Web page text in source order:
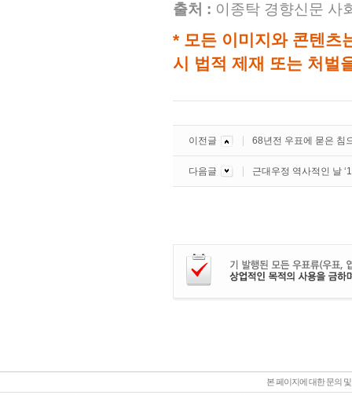
출처 : 이종탁 경향신문 사
* 모든 이미지와 콘텐츠
시 법적 제재 또는 처벌
이전글 68년전 우표에 묻은 침
다음글 근대우정 역사적인 날
본 페이지에 대한 문의